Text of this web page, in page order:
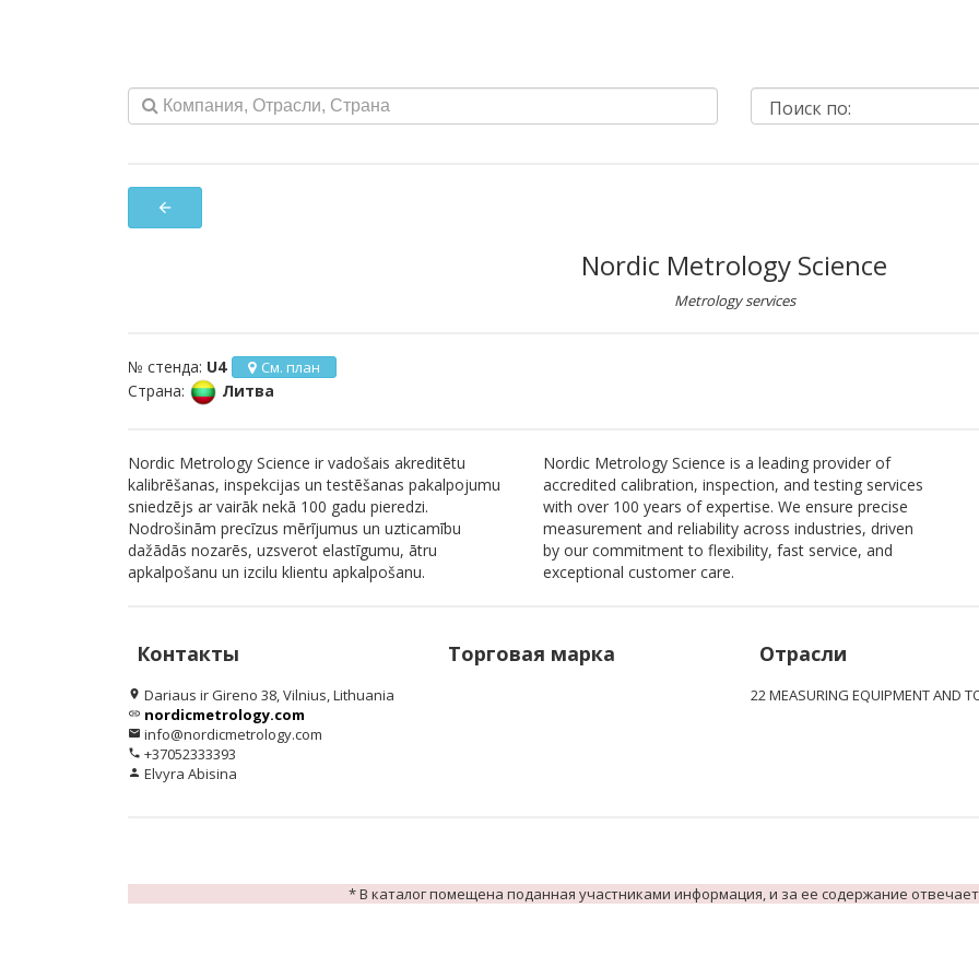
arrow_back
Nordic Metrology Science
Metrology services
№ стенда: U4 См. план
Страна: Литва
Nordic Metrology Science ir vadošais akreditētu
kalibrēšanas, inspekcijas un testēšanas pakalpojumu
sniedzējs ar vairāk nekā 100 gadu pieredzi.
Nodrošinām precīzus mērījumus un uzticamību
dažādās nozarēs, uzsverot elastīgumu, ātru
apkalpošanu un izcilu klientu apkalpošanu.
Nordic Metrology Science is a leading provider of
accredited calibration, inspection, and testing services
with over 100 years of expertise. We ensure precise
measurement and reliability across industries, driven
by our commitment to flexibility, fast service, and
exceptional customer care.
Контакты
location_on Dariaus ir Gireno 38, Vilnius, Lithuania
link nordicmetrology.com
email info@nordicmetrology.com
phone +37052333393
person Elvyra Abisina
Торговая марка Отрасли
22 MEASURING EQUIPMENT AND
* В каталог помещена поданная участниками информация, и за ее содержание